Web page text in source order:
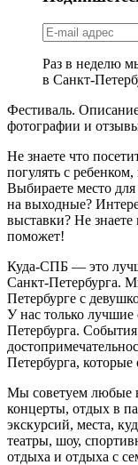
Раз в неделю
в Санкт-
Фестиваль.
фотографии и
Не знаете что
погулять с
Выбираете место
на выходные?
выставки? Не
поможет!
Куда-СПБ — это
Санкт-Петербурга.
Петербурге с
У нас только
Петербурга.
Петербурга, которые
Мы советуем любые
концерты, отдых в
экскурсий, места,
театры, шоу,
отдыха и отдыха с